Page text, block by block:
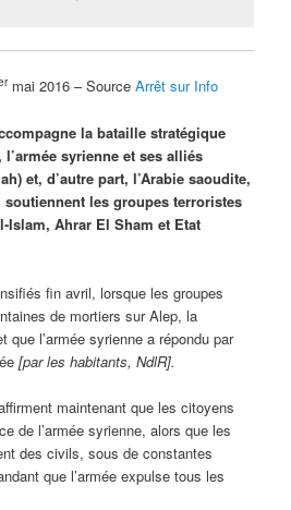
mai 2016 – SourceArrêt sur Info
la bataille stratégique
l’armée syrienne et ses alliés
et, d’autre part, l’Arabie saoudite,
soutiennent les groupes terroristes
Islam, Ahrar El Sham et Etat
fin avril, lorsque les groupes
de mortiers sur Alep, la
que l’armée syrienne a répondu par
[par les habitants, NdlR].
maintenant que les citoyens
de l’armée syrienne, alors que les
des civils, sous de constantes
que l’armée expulse tous les